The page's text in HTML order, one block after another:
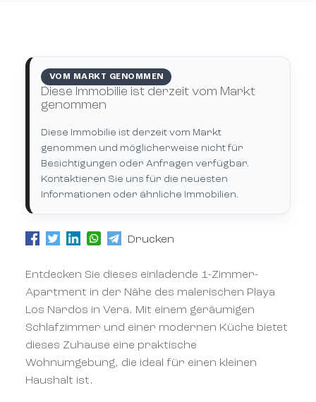
VOM MARKT GENOMMEN
Diese Immobilie ist derzeit vom Markt
genommen
Diese Immobilie ist derzeit vom Markt
genommen und möglicherweise nicht für
Besichtigungen oder Anfragen verfügbar.
Kontaktieren Sie uns für die neuesten
Informationen oder ähnliche Immobilien.
Drucken
Entdecken Sie dieses einladende 1-Zimmer-
Apartment in der Nähe des malerischen Playa
Los Nardos in Vera. Mit einem geräumigen
Schlafzimmer und einer modernen Küche bietet
dieses Zuhause eine praktische
Wohnumgebung, die ideal für einen kleinen
Haushalt ist.